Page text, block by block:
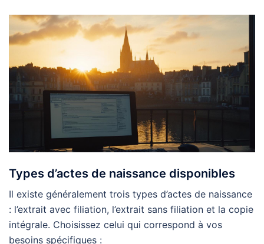
Types d’actes de naissance disponibles
Il existe généralement trois types d’actes de naissance
: l’extrait avec filiation, l’extrait sans filiation et la copie
intégrale. Choisissez celui qui correspond à vos
besoins spécifiques :